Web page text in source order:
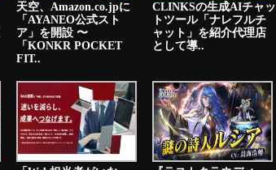
天空、Amazon.co.jpに
「AYANEO公式スト
ア」を開設 〜
「KONKR POCKET
FIT..
CLINKSの生成AIチャッ
トツール「ナレフルチ
ャット」を紹介代理店
として導..